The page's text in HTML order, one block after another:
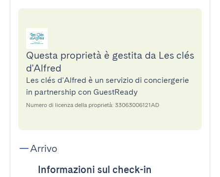
Questa proprietà è gestita da Les clés
d'Alfred
Les clés d'Alfred è un servizio di conciergerie
in partnership con GuestReady
Numero di licenza della proprietà: 33063006121AD
Arrivo
Informazioni sul check-in